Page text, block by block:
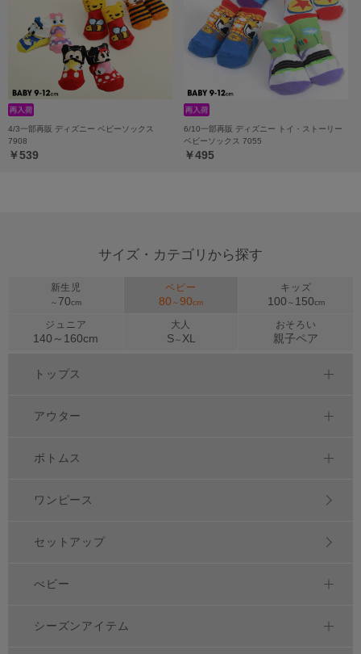
4/3一部再販 ディズニー ベビーソックス
7908
￥539
6/10一部再販 ディズニー トイ・ストーリー
ベビーソックス 7055
￥495
サイズ・カテゴリから探す
新生児
～ 70cm
ベビー
80 ～90cm
キッズ
100 ～ 150cm
ジュニア
140～ 160cm
大人
S～ XL
おそろい
親子ペア
トップス
アウター
ボトムス
ワンピース
セットアップ
べビー
シーズンアイテム